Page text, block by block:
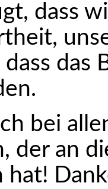
dass
das
bei
der an
hat!